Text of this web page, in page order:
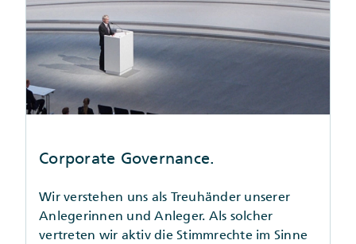
Corporate Governance.
Wir verstehen uns als Treuhänder unserer
Anlegerinnen und Anleger. Als solcher
vertreten wir aktiv die Stimmrechte im Sinne